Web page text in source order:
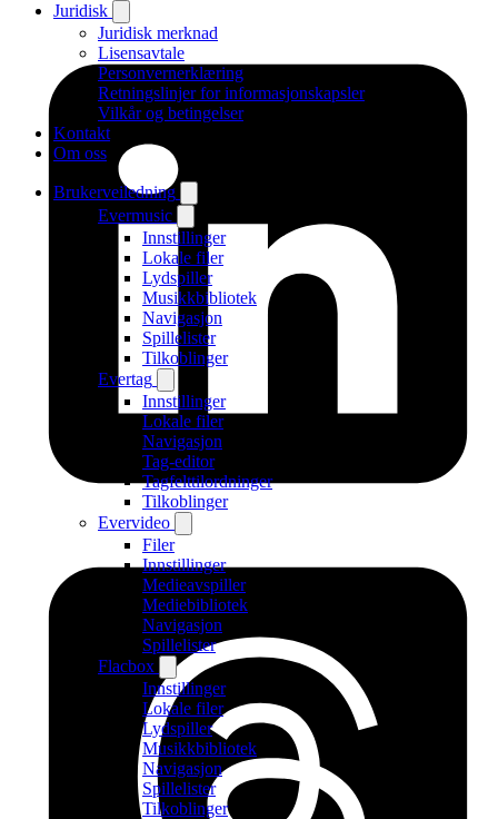
Juridisk
Juridisk merknad
Lisensavtale
Personvernerklæring
Retningslinjer for informasjonskapsler
Vilkår og betingelser
Kontakt
Om oss
Brukerveiledning
Evermusic
Innstillinger
Lokale filer
Lydspiller
Musikkbibliotek
Navigasjon
Spillelister
Tilkoblinger
Evertag
Innstillinger
Lokale filer
Navigasjon
Tag-editor
Tagfelttilordninger
Tilkoblinger
Evervideo
Filer
Innstillinger
Medieavspiller
Mediebibliotek
Navigasjon
Spillelister
Flacbox
Innstillinger
Lokale filer
Lydspiller
Musikkbibliotek
Navigasjon
Spillelister
Tilkoblinger